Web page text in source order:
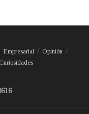
Empresarial
Opinión
Curiosidades